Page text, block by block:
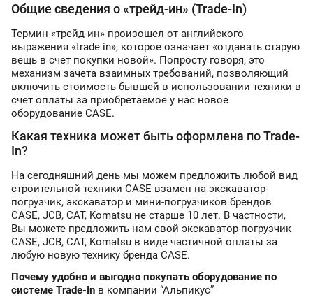
Общие сведения о «трейд-ин» (Trade-In)
Термин «трейд-ин» произошел от английского
выражения «trade in», которое означает «отдавать старую
вещь в счет покупки новой». Попросту говоря, это
механизм зачета взаимных требований, позволяющий
включить стоимость бывшей в использовании техники в
счет оплаты за приобретаемое у нас новое
оборудование CASE.
Какая техника может быть оформлена по Trade-
In?
На сегодняшний день мы можем предложить любой вид
строительной техники CASE взамен на экскаватор-
погрузчик, экскаватор и мини-погрузчиков брендов
CASE, JCB, CAT, Komatsu не старше 10 лет. В частности,
Вы можете предложить нам свой экскаватор-погрузчик
CASE, JCB, CAT, Komatsu в виде частичной оплаты за
любую новую технику бренда CASE.
Почему удобно и выгодно покупать оборудование по
системе Trade-In в компании “Альпикус”